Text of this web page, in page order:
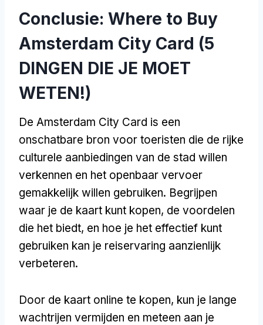
Conclusie: Where to Buy
Amsterdam City Card (5
DINGEN DIE JE MOET
WETEN!)
De Amsterdam City Card is een
onschatbare bron voor toeristen die de rijke
culturele aanbiedingen van de stad willen
verkennen en het openbaar vervoer
gemakkelijk willen gebruiken. Begrijpen
waar je de kaart kunt kopen, de voordelen
die het biedt, en hoe je het effectief kunt
gebruiken kan je reiservaring aanzienlijk
verbeteren.
Door de kaart online te kopen, kun je lange
wachtrijen vermijden en meteen aan je